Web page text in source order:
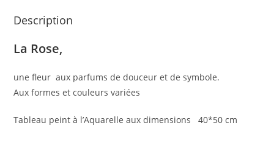
Description
La Rose,
une fleur aux parfums de douceur et de symbole.
Aux formes et couleurs variées
Tableau peint à l’Aquarelle aux dimensions 40*50 cm